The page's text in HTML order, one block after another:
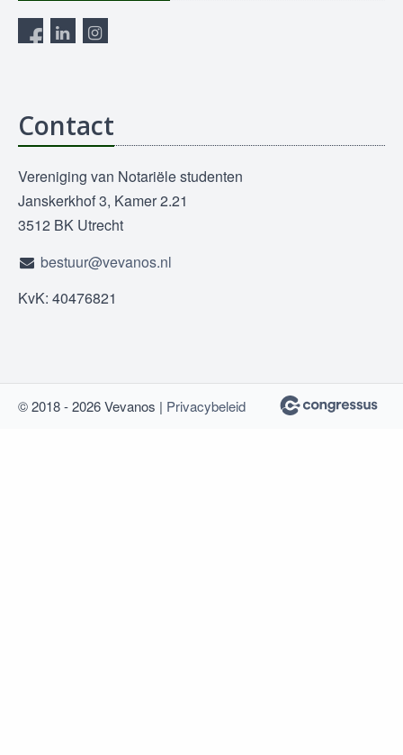
Contact
Vereniging van Notariële studenten
Janskerkhof 3, Kamer 2.21
3512 BK Utrecht
bestuur@vevanos.nl
KvK: 40476821
© 2018 - 2026 Vevanos | Privacybeleid